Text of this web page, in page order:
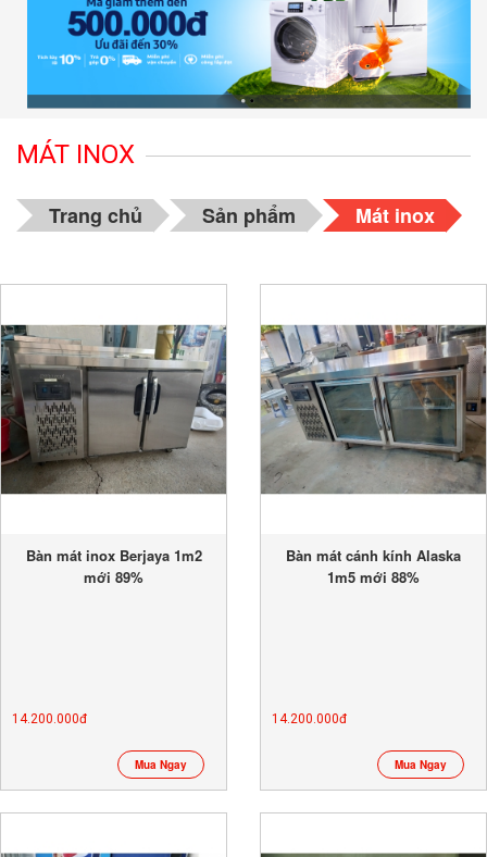
MÁT INOX
Trang chủ Sản phẩm Mát inox
Bàn mát inox Berjaya 1m2
mới 89%
14.200.000đ
Mua Ngay
Bàn mát cánh kính Alaska
1m5 mới 88%
14.200.000đ
Mua Ngay